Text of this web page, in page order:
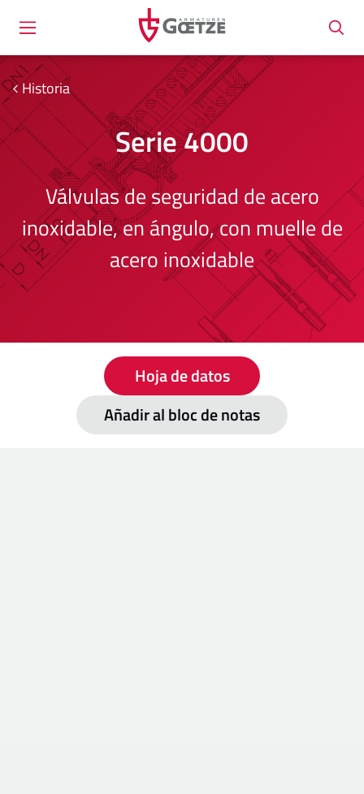
Historia
Serie 4000
Válvulas de seguridad de acero
inoxidable, en ángulo, con muelle de
acero inoxidable
Hoja de datos
Añadir al bloc de notas